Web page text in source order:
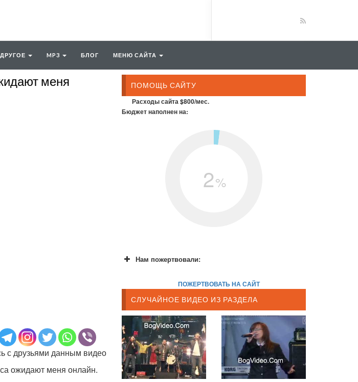
ДРУГОЕ MP3 БЛОГ МЕНЮ САЙТА
меня
с друзьями данным видео
ожидают меня онлайн.
ПОМОЩЬ САЙТУ
Расходы сайта $800/мес.
Бюджет наполнен на:
2%
Нам пожертвовали:
ПОЖЕРТВОВАТЬ НА САЙТ
СЛУЧАЙНОЕ ВИДЕО ИЗ РАЗДЕЛА